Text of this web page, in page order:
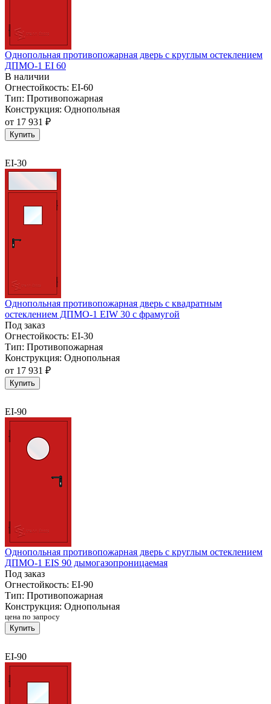
Однопольная противопожарная дверь с круглым остеклением
ДПМО-1 EI 60
В наличии
Огнестойкость: EI-60
Тип: Противопожарная
Конструкция: Однопольная
от 17 931 ₽
Купить
EI-30
Однопольная противопожарная дверь с квадратным
остеклением ДПМО-1 EIW 30 с фрамугой
Под заказ
Огнестойкость: EI-30
Тип: Противопожарная
Конструкция: Однопольная
от 17 931 ₽
Купить
EI-90
Однопольная противопожарная дверь с круглым остеклением
ДПМО-1 EIS 90 дымогазопроницаемая
Под заказ
Огнестойкость: EI-90
Тип: Противопожарная
Конструкция: Однопольная
цена по запросу
Купить
EI-90